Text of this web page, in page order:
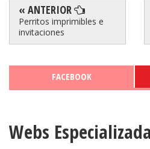
« ANTERIOR
Perritos imprimibles e
invitaciones
FACEBOOK
Webs